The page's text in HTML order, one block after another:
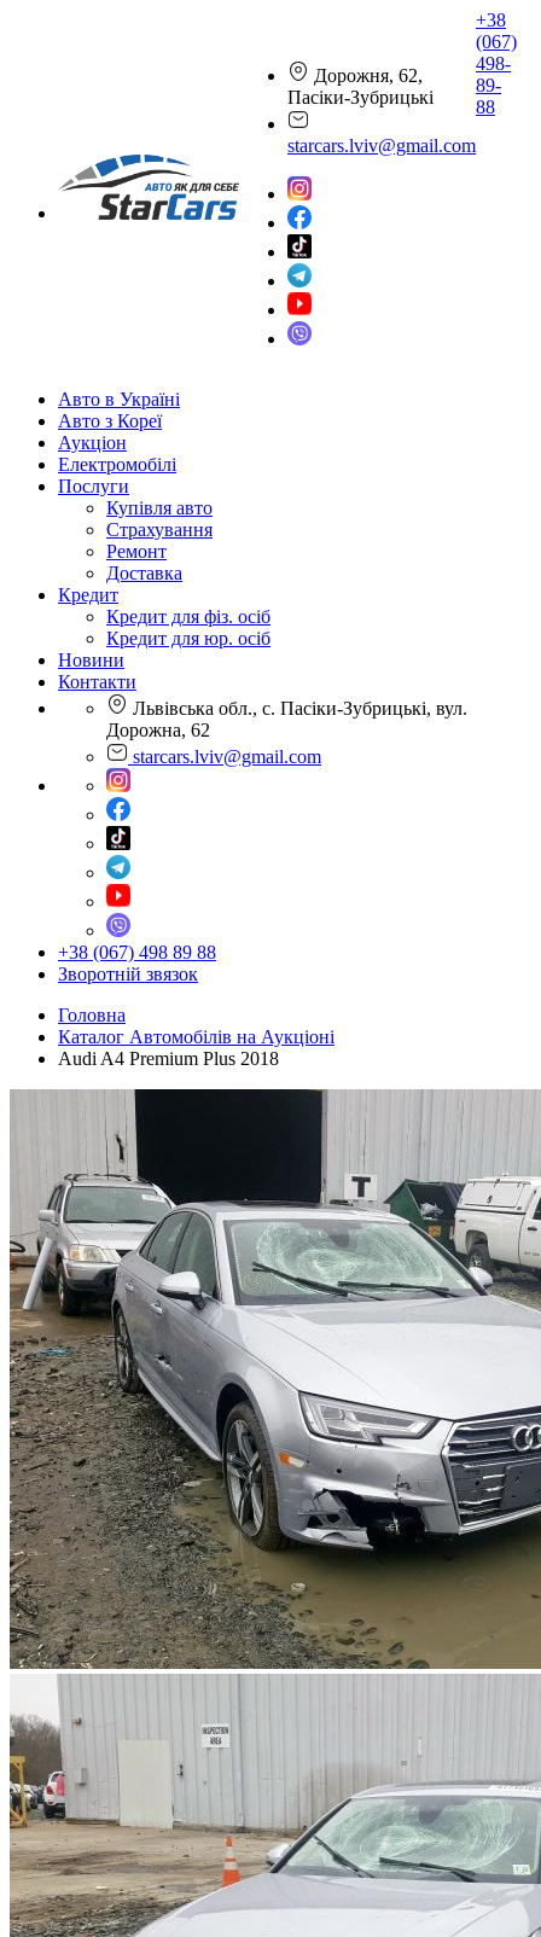
Дорожня, 62,
Пасіки-Зубрицькі
starcars.lviv@gmail.com
+38
(067)
498-
89-
88
Авто в Україні
Авто з Кореї
Аукціон
Електромобілі
Послуги
Купівля авто
Страхування
Ремонт
Доставка
Кредит
Кредит для фіз. осіб
Кредит для юр. осіб
Новини
Контакти
Львівська обл., с. Пасіки-Зубрицькі, вул.
Дорожна, 62
starcars.lviv@gmail.com
+38 (067) 498 89 88
Зворотній звязок
Головна
Каталог Автомобілів на Аукціоні
Audi A4 Premium Plus 2018